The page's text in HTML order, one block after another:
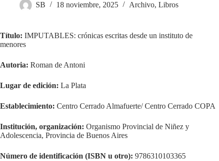
SB 18 noviembre, 2025 Archivo, Libros
Título: IMPUTABLES: crónicas escritas desde un instituto de
menores
Autoria: Roman de Antoni
Lugar de edición: La Plata
Establecimiento: Centro Cerrado Almafuerte/ Centro Cerrado COPA
Institución, organización: Organismo Provincial de Niñez y
Adolescencia, Provincia de Buenos Aires
Número de identificación (ISBN u otro): 9786310103365